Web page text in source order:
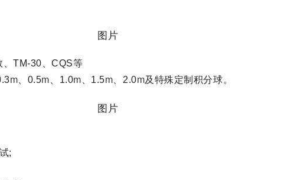
、TM-30、CQS等
m 、0.5m 、1.0m 、1.5m 、2.0m及特殊定制积分球。
;